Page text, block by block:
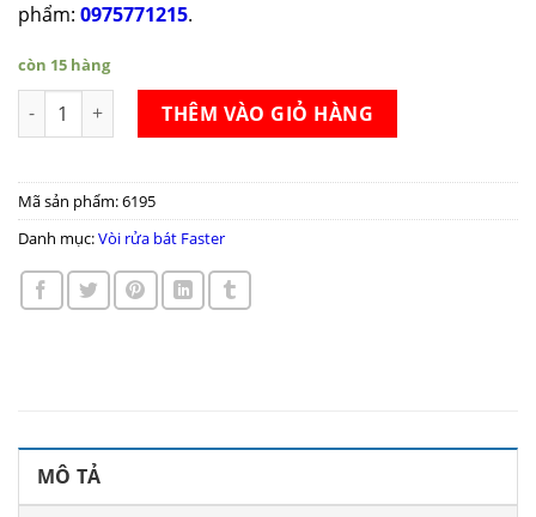
phẩm: 0975771215.
còn 15 hàng
Vòi rửa bát Faster FS-928 số lượng
THÊM VÀO GIỎ HÀNG
Mã sản phẩm:6195
Danh mục:Vòi rửa bát Faster
MÔ TẢ